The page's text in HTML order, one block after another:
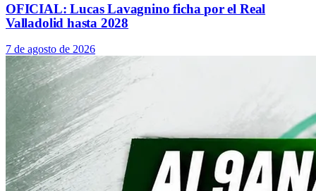
OFICIAL: Lucas Lavagnino ficha por el Real
Valladolid hasta 2028
7 de agosto de 2026